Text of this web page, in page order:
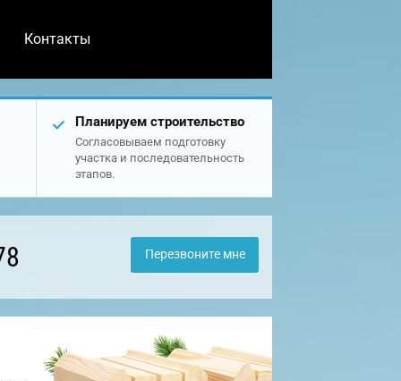
Контакты
Планируем строительство
Согласовываем подготовку
участка и последовательность
этапов.
Перезвоните мне